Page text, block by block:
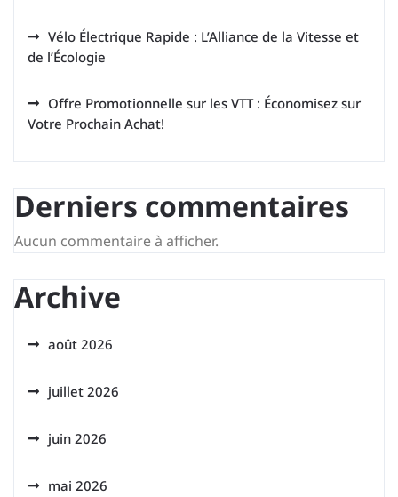
Vélo Électrique Rapide : L’Alliance de la Vitesse et
de l’Écologie
Offre Promotionnelle sur les VTT : Économisez sur
Votre Prochain Achat!
Derniers commentaires
Aucun commentaire à afficher.
Archive
août 2026
juillet 2026
juin 2026
mai 2026